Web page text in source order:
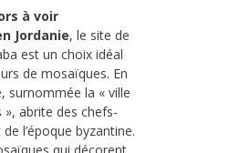
à voir
Jordanie, le site de
est un choix idéal
de mosaïques. En
surnommée la « ville
abrite des chefs-
l’époque byzantine.